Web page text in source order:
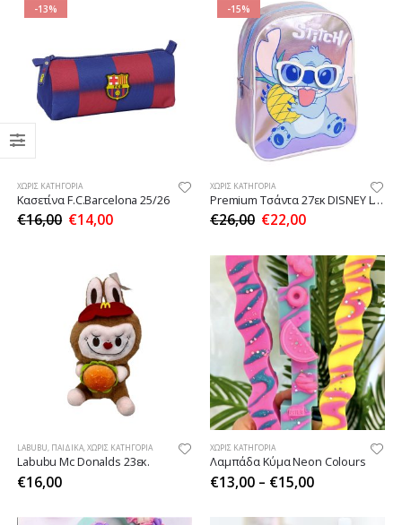
-13%
ΧΩΡΊΣ ΚΑΤΗΓΟΡΊΑ
Κασετίνα F.C.Barcelona 25/26
€16,00 €14,00
-15%
ΧΩΡΊΣ ΚΑΤΗΓΟΡΊΑ
Premium Τσάντα 27εκ DISNEY Lilo & Stitch
€26,00 €22,00
LABUBU, ΠΑΙΔΙΚΆ,ΧΩΡΊΣ ΚΑΤΗΓΟΡΊΑ
Labubu Mc Donalds 23εκ.
€16,00
ΧΩΡΊΣ ΚΑΤΗΓΟΡΊΑ
Λαμπάδα Κύμα Neon Colours
€13,00 – €15,00